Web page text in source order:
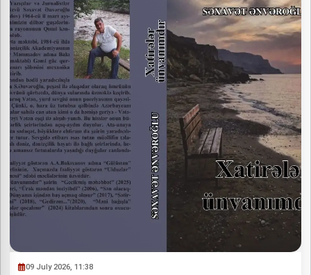
09 July 2026, 11:38